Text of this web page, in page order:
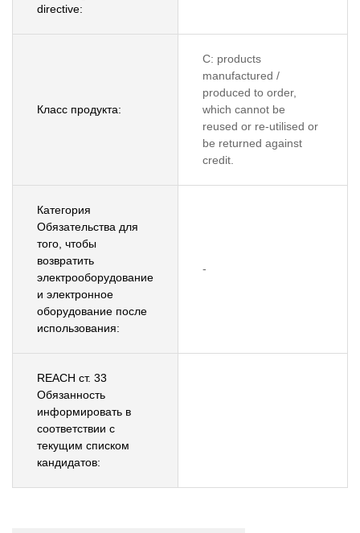
directive:
Класс продукта:
C: products
manufactured /
produced to order,
which cannot be
reused or re-utilised or
be returned against
credit.
Категория
Обязательства для
того, чтобы
возвратить
электрооборудование
и электронное
оборудование после
использования:
-
REACH ст. 33
Обязанность
информировать в
соответствии с
текущим списком
кандидатов: